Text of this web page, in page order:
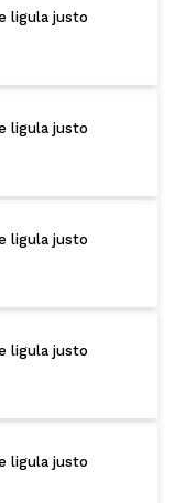
ligula justo
ligula justo
ligula justo
ligula justo
ligula justo